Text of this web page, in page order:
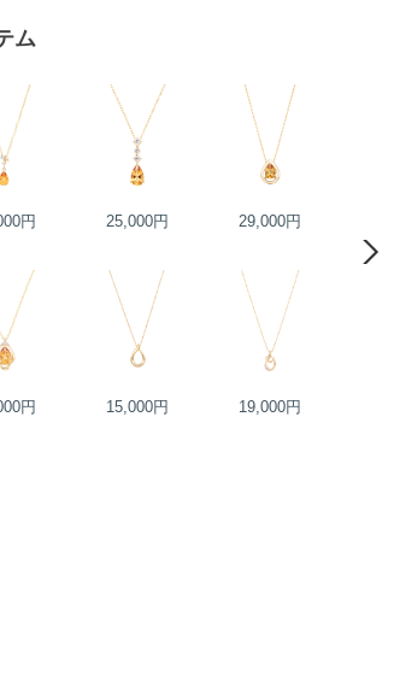
ム
円 25,000円 29,000円
円 15,000円 19,000円